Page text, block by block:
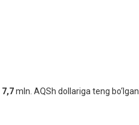
7,7mln. AQSh dollariga teng bo‘lgan